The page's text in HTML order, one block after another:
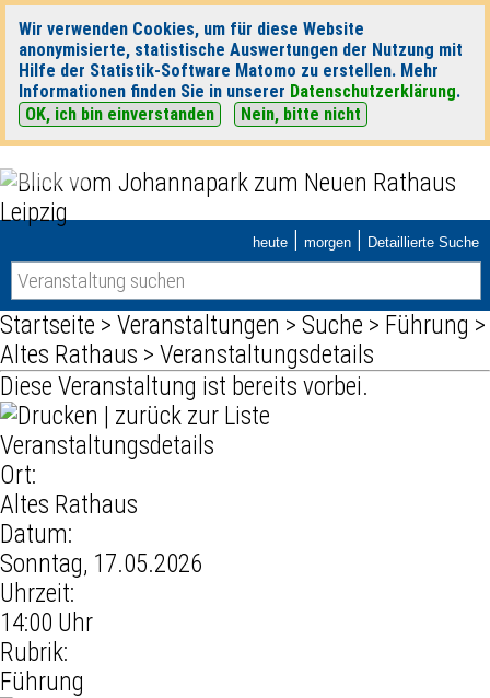
Wir verwenden Cookies, um für diese Website
anonymisierte, statistische Auswertungen der Nutzung mit
Hilfe der Statistik-Software Matomo zu erstellen. Mehr
Informationen finden Sie in unserer Datenschutzerklärung.
OK, ich bin einverstanden
Nein, bitte nicht
heute | morgen | Detaillierte Suche
Startseite > Veranstaltungen > Suche > Führung >
Altes Rathaus > Veranstaltungsdetails
Diese Veranstaltung ist bereits vorbei.
zurück zur Liste
Veranstaltungsdetails
Ort:
Altes Rathaus
Datum:
Sonntag, 17.05.2026
Uhrzeit:
14:00 Uhr
Rubrik:
Führung